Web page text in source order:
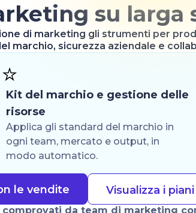
su larga
di marketing gli strumenti per
marchio, sicurezza aziendale e
⭐
Kit del marchio e gestione delle
risorse
Applica gli standard del marchio in
ogni team, mercato e output, in
modo automatico.
le vendite Visualizza i
comprovati da team di marketing